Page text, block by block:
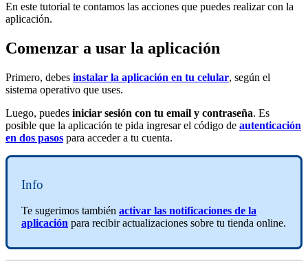
En este tutorial te contamos las acciones que puedes realizar con la
aplicación.
Comenzar a usar la aplicación
Primero, debes instalar la aplicación en tu celular, según el
sistema operativo que uses.
Luego, puedes iniciar sesión con tu email y contraseña. Es
posible que la aplicación te pida ingresar el código de autenticación
en dos pasos para acceder a tu cuenta.
Info
Te sugerimos también activar las notificaciones de la
aplicación para recibir actualizaciones sobre tu tienda online.